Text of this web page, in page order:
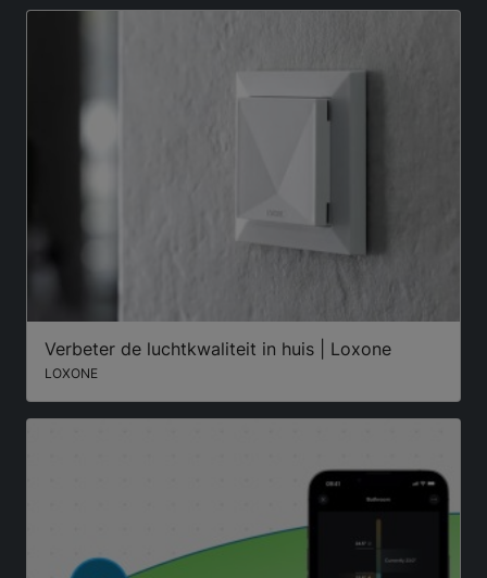
Verbeter de luchtkwaliteit in huis | Loxone
LOXONE